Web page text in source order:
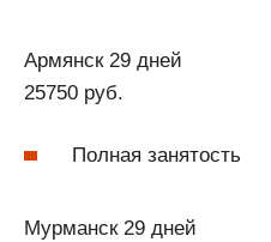
Армянск 29 дней
25750 руб.
Полная занятость
Мурманск 29 дней